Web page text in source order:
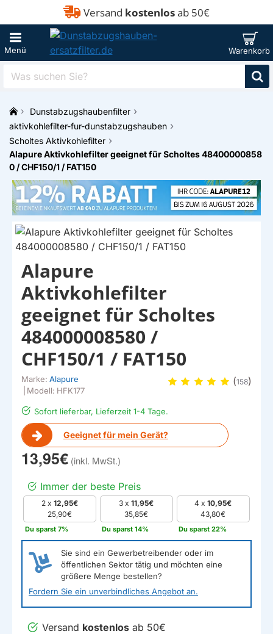
Versand kostenlosab 50€
Was
m
e
Dunstabzugshaubenfilter
aktivkohlefilter-fur-dunstabzugshauben
Scholtes Aktivkohlefilter
Alapure Aktivkohlefilter geeignet für Scholtes 48400000858
0 / CHF150/1 / FAT150
EIGENMARKE
Sofort lieferbar, Lieferzeit 1-4 Tage.
Geeignet für mein Gerät?
Alapure
Aktivkohlefilter
geeignet für Scholtes
484000008580 /
CHF150/1 / FAT150
Marke: Alapure
Modell: HFK177
(158)
13,95€
Immer der beste Preis
2 x 12,95€
25,90€
Du sparst 7%
3 x11,95€
35,85€
Du sparst 14%
4 x10,95€
43,80€
Du sparst 22%
Sie sind ein Gewerbetreibender oder im
öffentlichen Sektor tätig und möchten eine
größere Menge bestellen?
Fordern Sie ein unverbindliches Angebot an.
Versand kostenlos ab 50€